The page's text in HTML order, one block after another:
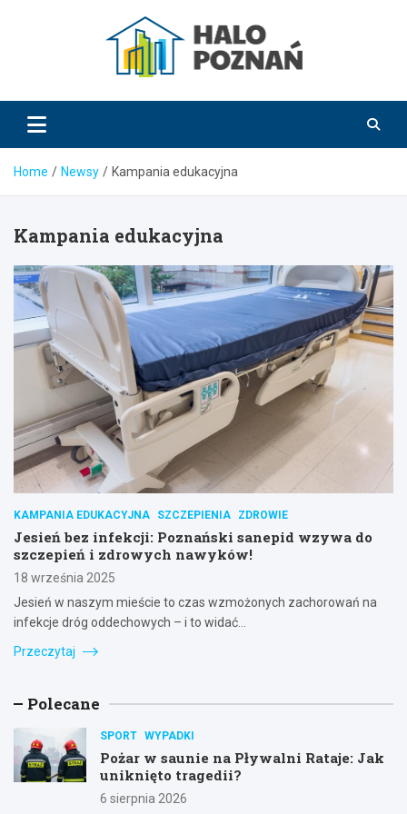
HaloPoznań.pl
Home Newsy Kampania edukacyjna
Kampania edukacyjna
KAMPANIA EDUKACYJNA SZCZEPIENIA ZDROWIE
Jesień bez infekcji: Poznański sanepid wzywa do
szczepień i zdrowych nawyków!
18 września 2025
Jesień w naszym mieście to czas wzmożonych zachorowań na
infekcje dróg oddechowych – i to widać…
Przeczytaj
Polecane
SPORT WYPADKI
Pożar w saunie na Pływalni Rataje: Jak
uniknięto tragedii?
6 sierpnia 2026